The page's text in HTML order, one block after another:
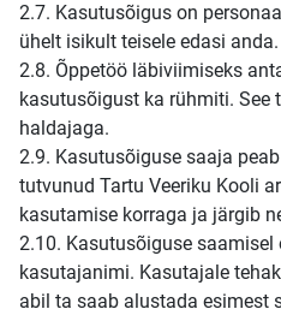
2.7. Kasutusõigus on
ühelt isikult teisele edasi anda.
2.8. Õppetöö läbiviimiseks
kasutusõigust ka rühmiti. See
haldajaga.
2.9. Kasutusõiguse saaja
tutvunud Tartu Veeriku Kooli
kasutamise korraga ja järgib
2.10. Kasutusõiguse
kasutajanimi. Kasutajale
abil ta saab alustada esimest